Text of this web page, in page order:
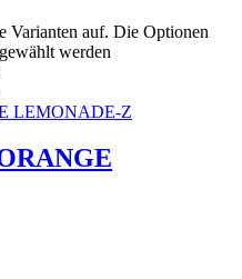
Varianten auf. Die Optionen
werden